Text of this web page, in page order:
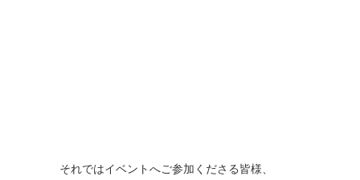
それではイベントへご参加くださる皆様、